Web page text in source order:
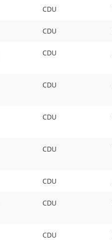
CDU
CDU
CDU
CDU
CDU
CDU
CDU
CDU
CDU